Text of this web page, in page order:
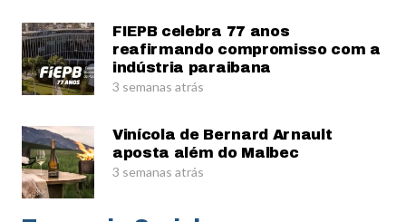
FIEPB celebra 77 anos
reafirmando compromisso com a
indústria paraibana
3 semanas atrás
Vinícola de Bernard Arnault
aposta além do Malbec
3 semanas atrás